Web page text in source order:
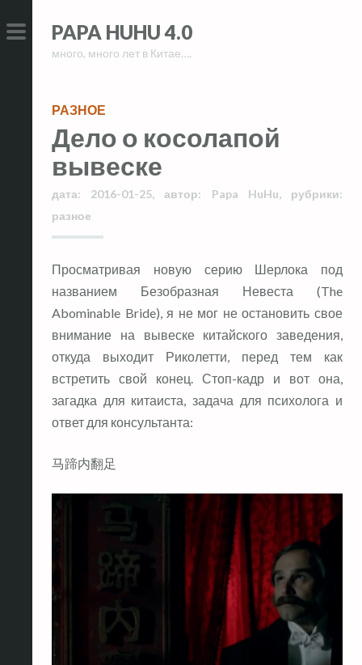
to
PRIMARY
to
PAPA HUHU 4.0
много, много лет в Китае….
РАЗНОЕ
Дело о косолапой
вывеске
дата: 2016-01-25, автор: Papa HuHu,рубрики:
разное
Просматривая новую серию Шерлока под
названием Безобразная Невеста (The
Abominable Bride), я не мог не остановить свое
внимание на вывеске китайского заведения,
откуда выходит Риколетти, перед тем как
встретить свой конец. Стоп-кадр и вот она,
загадка для китаиста, задача для психолога и
ответ для консультанта:
马蹄内翻足